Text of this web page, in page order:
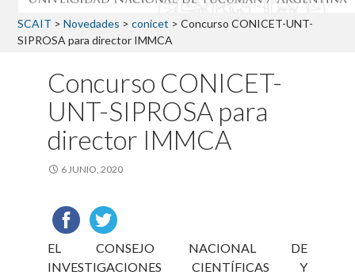
SCAIT > Novedades > conicet > Concurso CONICET-UNT-
SIPROSA para director IMMCA
Concurso CONICET-
UNT-SIPROSA para
director IMMCA
6 JUNIO, 2020
EL CONSEJO NACIONAL DE
INVESTIGACIONES CIENTÍFICAS Y